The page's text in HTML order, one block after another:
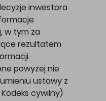
inwestora
w tym za
rezultatem
powyżej nie
ustawy z
cywilny)